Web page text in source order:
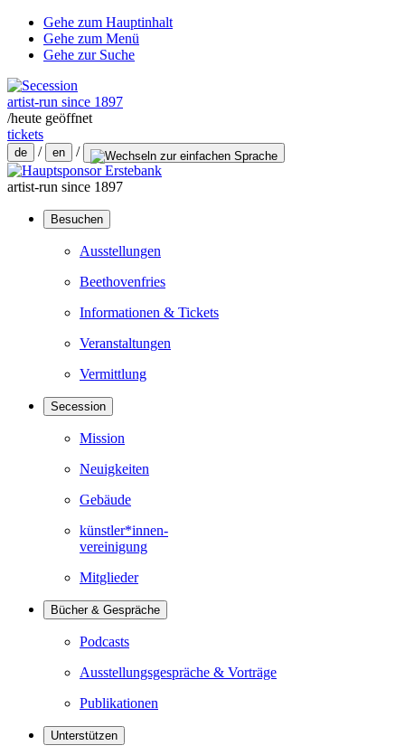
Gehe zum Hauptinhalt
Gehe zum Menü
Gehe zur Suche
artist-run since 1897
/heute geöffnet
tickets
de / en /
artist-run since 1897
Besuchen
Ausstellungen
Beethovenfries
Informationen & Tickets
Veranstaltungen
Vermittlung
Secession
Mission
Neuigkeiten
Gebäude
künstler*innen-
vereinigung
Mitglieder
Bücher & Gespräche
Podcasts
Ausstellungsgespräche & Vorträge
Publikationen
Unterstützen